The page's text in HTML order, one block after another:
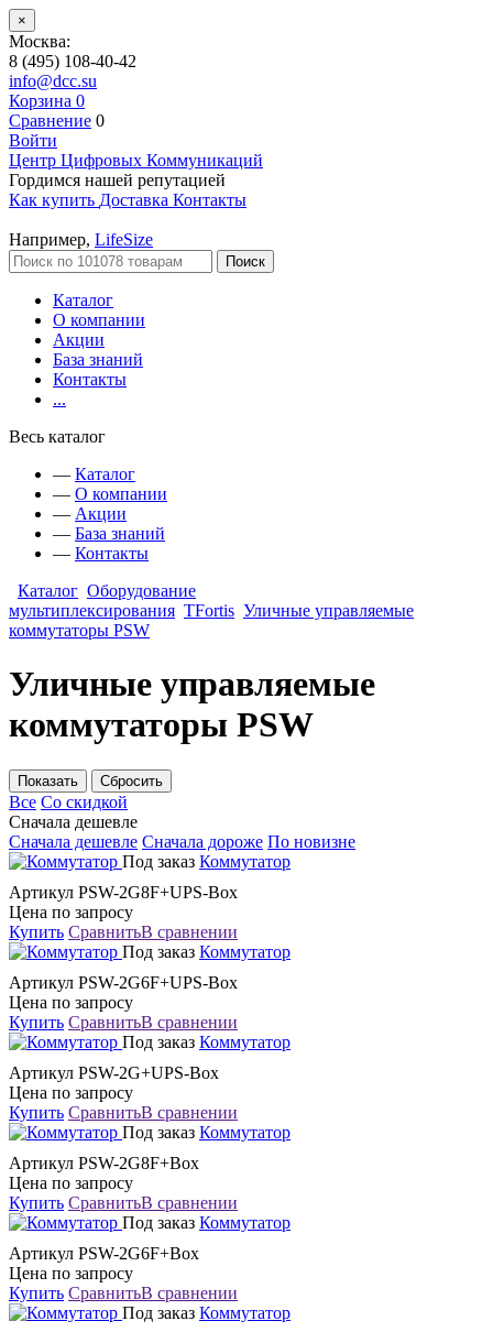
×
Москва:
8 (495) 108-40-42
info@dcc.su
Корзина 0
Сравнение 0
Войти
Центр Цифровых Коммуникаций
Гордимся нашей репутацией
Как купить Доставка Контакты
Например, LifeSize
Поиск
Каталог
О компании
Акции
База знаний
Контакты
...
Весь каталог
— Каталог
— О компании
— Акции
— База знаний
— Контакты
Каталог Оборудование
мультиплексирования TFortis Уличные управляемые
коммутаторы PSW
Уличные управляемые
коммутаторы PSW
Все Со скидкой
Сначала дешевле
Сначала дешевле Сначала дороже По новизне
Под заказ Коммутатор
Артикул PSW-2G8F+UPS-Box
Цена по запросу
Купить СравнитьВ сравнении
Под заказ Коммутатор
Артикул PSW-2G6F+UPS-Box
Цена по запросу
Купить СравнитьВ сравнении
Под заказ Коммутатор
Артикул PSW-2G+UPS-Box
Цена по запросу
Купить СравнитьВ сравнении
Под заказ Коммутатор
Артикул PSW-2G8F+Box
Цена по запросу
Купить СравнитьВ сравнении
Под заказ Коммутатор
Артикул PSW-2G6F+Box
Цена по запросу
Купить СравнитьВ сравнении
Под заказ Коммутатор